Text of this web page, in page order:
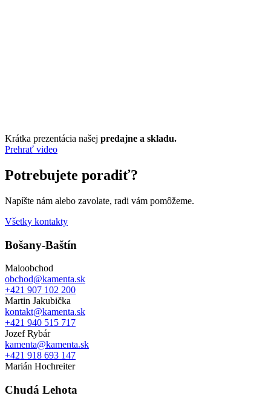
Krátka prezentácia našej predajne a skladu.
Prehrať video
Potrebujete poradiť?
Napíšte nám alebo zavolate, radi vám pomôžeme.
Všetky kontakty
Bošany-Baštín
Maloobchod
obchod@kamenta.sk
+421 907 102 200
Martin Jakubička
kontakt@kamenta.sk
+421 940 515 717
Jozef Rybár
kamenta@kamenta.sk
+421 918 693 147
Marián Hochreiter
Chudá Lehota